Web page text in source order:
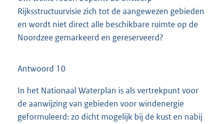
Rijksstructuurvisie zich tot de aangewezen gebieden
en wordt niet direct alle beschikbare ruimte op de
Noordzee gemarkeerd en gereserveerd?
Antwoord 10
In het Nationaal Waterplan is als vertrekpunt voor
de aanwijzing van gebieden voor windenergie
geformuleerd: zo dicht mogelijk bij de kust en nabij